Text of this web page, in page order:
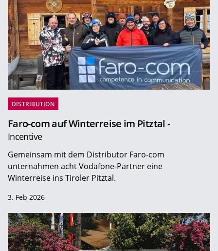
DISTRIBUTION
Faro-com auf Winterreise im Pitztal -
Incentive
Gemeinsam mit dem Distributor Faro-com
unternahmen acht Vodafone-Partner eine
Winterreise ins Tiroler Pitztal.
3. Feb 2026